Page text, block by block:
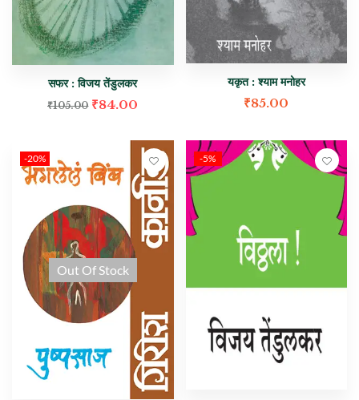
सफर : विजय तेंडुलकर
₹105.00 ₹84.00
यकृत : श्याम मनोहर
₹85.00
-20%
Out Of Stock
-5%